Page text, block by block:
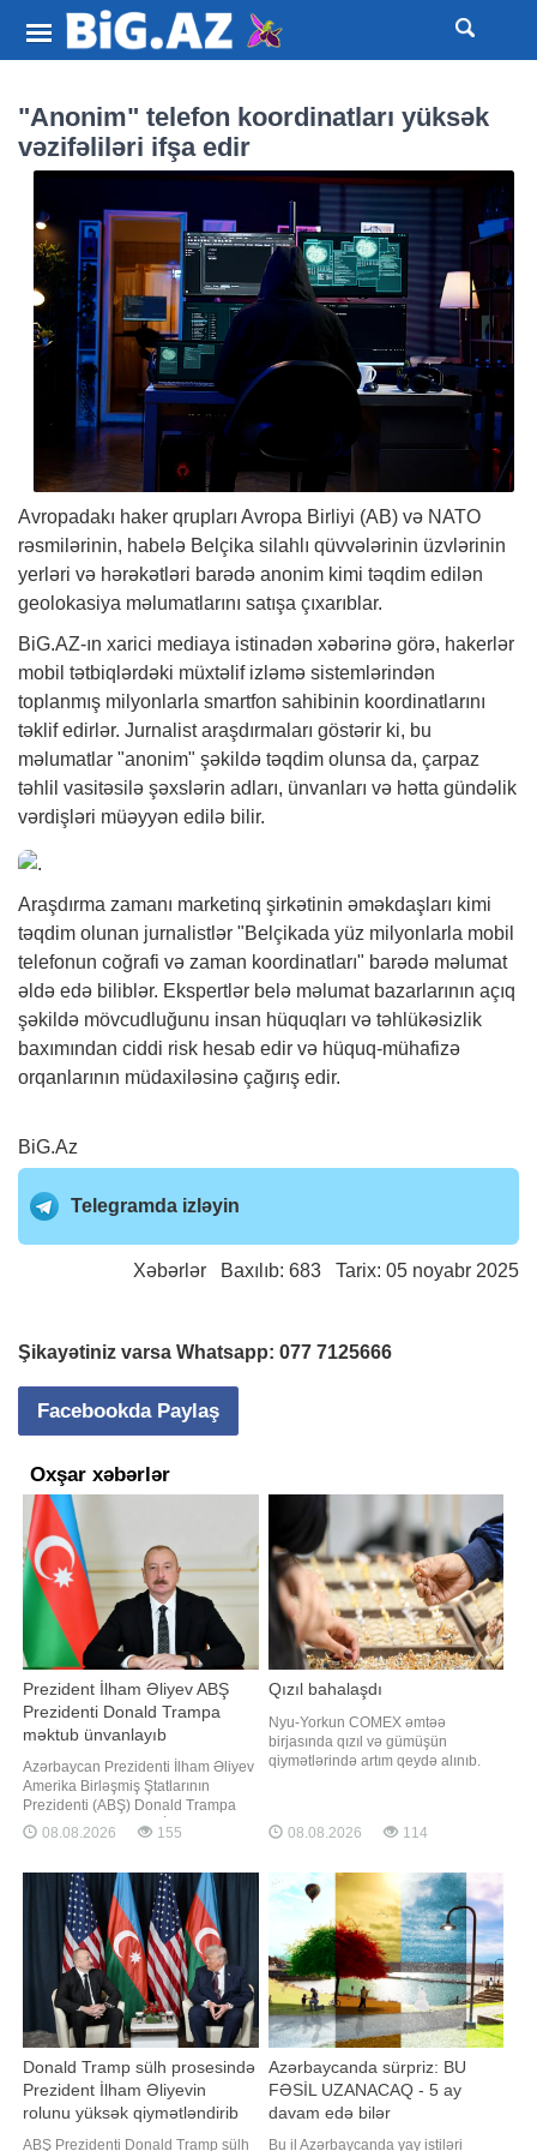
"Anonim" telefon koordinatları yüksək
vəzifəliləri ifşa edir
Avropadakı haker qrupları Avropa Birliyi (AB) və NATO
rəsmilərinin, habelə Belçika silahlı qüvvələrinin üzvlərinin
yerləri və hərəkətləri barədə anonim kimi təqdim edilən
geolokasiya məlumatlarını satışa çıxarıblar.
BiG.AZ-ın xarici mediaya istinadən xəbərinə görə, hakerlər
mobil tətbiqlərdəki müxtəlif izləmə sistemlərindən
toplanmış milyonlarla smartfon sahibinin koordinatlarını
təklif edirlər. Jurnalist araşdırmaları göstərir ki, bu
məlumatlar "anonim" şəkildə təqdim olunsa da, çarpaz
təhlil vasitəsilə şəxslərin adları, ünvanları və hətta gündəlik
vərdişləri müəyyən edilə bilir.
Araşdırma zamanı marketinq şirkətinin əməkdaşları kimi
təqdim olunan jurnalistlər "Belçikada yüz milyonlarla mobil
telefonun coğrafi və zaman koordinatları" barədə məlumat
əldə edə biliblər. Ekspertlər belə məlumat bazarlarının açıq
şəkildə mövcudluğunu insan hüquqları və təhlükəsizlik
baxımından ciddi risk hesab edir və hüquq-mühafizə
orqanlarının müdaxiləsinə çağırış edir.
BiG.Az
Telegramda izləyin
Xəbərlər Baxılıb: 683 Tarix: 05 noyabr 2025
Şikayətiniz varsa Whatsapp: 077 7125666
Facebookda Paylaş
Oxşar xəbərlər
Prezident İlham Əliyev ABŞ
Prezidenti Donald Trampa
məktub ünvanlayıb
Azərbaycan Prezidenti İlham Əliyev
Amerika Birləşmiş Ştatlarının
Prezidenti (ABŞ) Donald Trampa
məktub ünvanlayıb. BİG.AZ -a
istinadən məktubu təqdim edir:.
Birləşmiş Ştatlarının ev sahibliyi ilə
2025-ci ilin 8 avqust tarixində
Azərbaycan ilə Ermənistan arasınd
08.08.2026 155
Qızıl bahalaşdı
Nyu-Yorkun COMEX əmtəə
birjasında qızıl və gümüşün
qiymətlərində artım qeydə alınıb.
çatıb. Gümüşün fyuçersləri isə 1,49
62,52 ABŞ dolları təşkil edib
08.08.2026 114
Donald Tramp sülh prosesində
Prezident İlham Əliyevin
rolunu yüksək qiymətləndirib
ABŞ Prezidenti Donald Tramp sülh
Azərbaycanda sürpriz: BU
FƏSİL UZANACAQ - 5 ay
davam edə bilər
Bu il Azərbaycanda yay istiləri